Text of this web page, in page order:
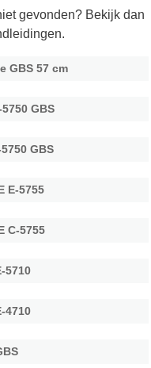
gevonden? Bekijk dan
GBS 57 cm
GBS
GBS
E-5755
C-5755
5710
4710